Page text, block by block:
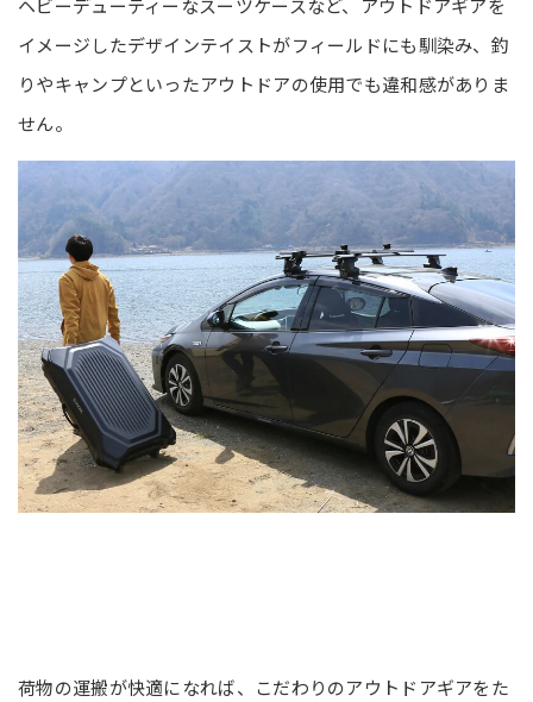
ヘビーデューティーなスーツケースなど、アウトドアギアを
イメージしたデザインテイストがフィールドにも馴染み、釣
りやキャンプといったアウトドアの使用でも違和感がありま
せん。
荷物の運搬が快適になれば、こだわりのアウトドアギアをた